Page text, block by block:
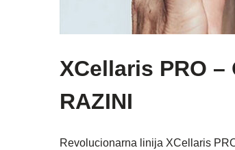
XCellaris PRO –
RAZINI
Revolucionarna linija XCellaris